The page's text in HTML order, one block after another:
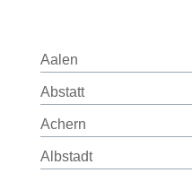
Aalen
Abstatt
Achern
Albstadt